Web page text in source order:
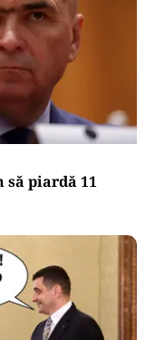
să piardă 11